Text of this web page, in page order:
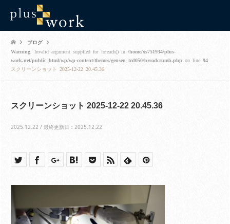
ブログ
Warning: Invalid argument supplied for foreach() in /home/xs751934/plus-
work.net/public_html/wp/wp-content/themes/gensen_tcd050/breadcrumb.php on line 94
スクリーンショット 2025-12-22 20.45.36
スクリーンショット 2025-12-22 20.45.36
2025.12.22 / 最終更新日：2025.12.22